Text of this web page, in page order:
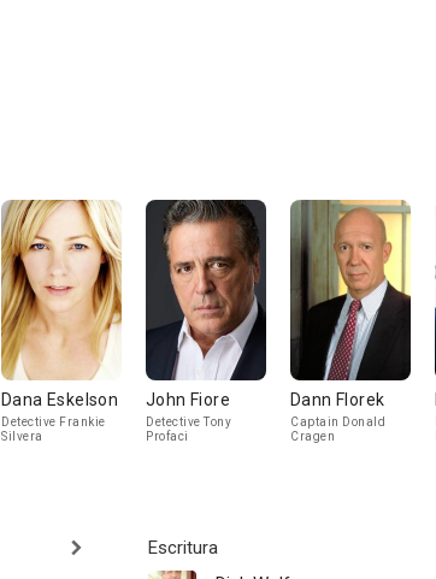
Dana Eskelson
Detective Frankie
Silvera
John Fiore
Detective Tony
Profaci
Dann Florek
Captain Donald
Cragen
Escritura